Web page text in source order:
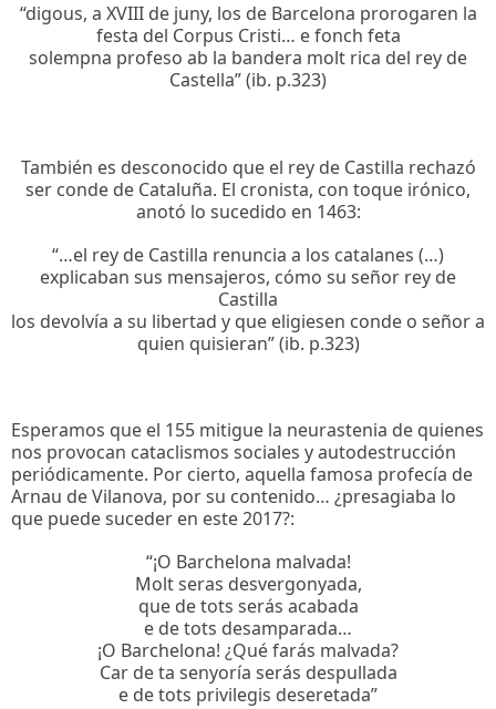
“digous, a XVIII de juny, los de Barcelona prorogaren la
festa del Corpus Cristi… e fonch feta
solempna profeso ab la bandera molt rica del rey de
Castella” (ib. p.323)
También es desconocido que el rey de Castilla rechazó
ser conde de Cataluña. El cronista, con toque irónico,
anotó lo sucedido en 1463:
“…el rey de Castilla renuncia a los catalanes (…)
explicaban sus mensajeros, cómo su señor rey de
Castilla
los devolvía a su libertad y que eligiesen conde o señor a
quien quisieran” (ib. p.323)
Esperamos que el 155 mitigue la neurastenia de quienes
nos provocan cataclismos sociales y autodestrucción
periódicamente. Por cierto, aquella famosa profecía de
Arnau de Vilanova, por su contenido… ¿presagiaba lo
que puede suceder en este 2017?:
“¡O Barchelona malvada!
Molt seras desvergonyada,
que de tots serás acabada
e de tots desamparada…
¡O Barchelona! ¿Qué farás malvada?
Car de ta senyoría serás despullada
e de tots privilegis deseretada”